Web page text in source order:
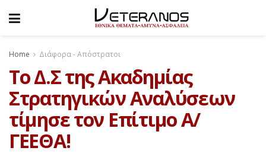
Home Διάφορα - Απόστρατοι
Το Δ.Σ της Ακαδημίας
Στρατηγικών Αναλύσεων
τίμησε τον Επίτιμο Α/
ΓΕΕΘΑ!